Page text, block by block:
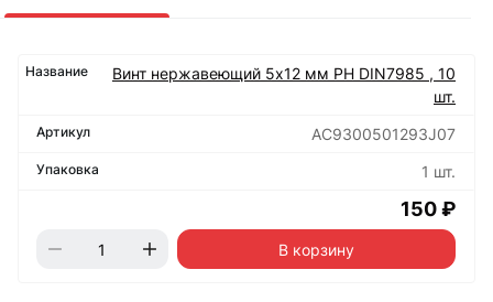
Винт нержавеющий 5х12 мм РН DIN7985 , 10
шт.
АС9300501293J07
1 шт.
150 ₽
В корзину